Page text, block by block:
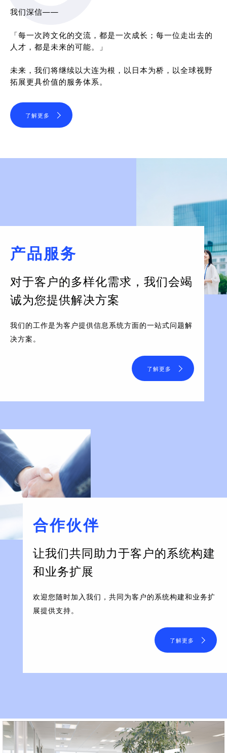
我们深信——
「每一次跨文化的交流，都是一次成长；每一位走出去的
人才，都是未来的可能。」
未来，我们将继续以大连为根，以日本为桥，以全球视野
拓展更具价值的服务体系。
了解更多
产品服务
对于客户的多样化需求， 我们会竭
诚为您提供解决方案
我们的工作是为客户提供信息系统方面的一站式问题解
决方案。
了解更多
合作伙伴
让我们共同助力于客户的系统构建
和业务扩展
欢迎您随时加入我们，共同为客户的系统构建和业务扩
展提供支持。
了解更多